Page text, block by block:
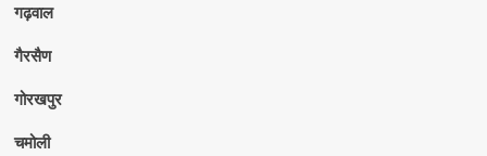
गढ़वाल
गैरसैण
गोरखपुर
चमोली